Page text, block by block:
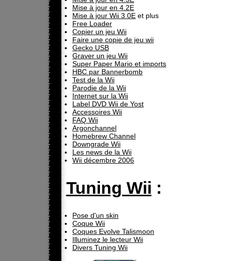
Mise à jour en 4.2E
Mise à jour Wii 3.0E et plus
Free Loader
Copier un jeu Wii
Faire une copie de jeu wii
Gecko USB
Graver un jeu Wii
Super Paper Mario et imports
HBC par Bannerbomb
Test de la Wii
Parodie de la Wii
Internet sur la Wii
Label DVD Wii de Yost
Accessoires Wii
FAQ Wii
Argonchannel
Homebrew Channel
Downgrade Wii
Les news de la Wii
Wii décembre 2006
Tuning Wii :
Pose d'un skin
Coque Wii
Coques Evolve Talismoon
Illuminez le lecteur Wii
Divers Tuning Wii